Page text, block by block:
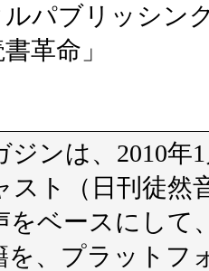
パブリッシン
革命」
ジンは、2010年
スト（日刊徒然
をベースにして
を、プラットフ